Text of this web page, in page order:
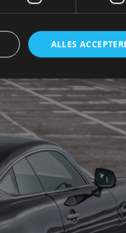
ALLES
Niet-geclassificeerd
zoals gebruikersaanmelding en
cookies.
door de CloudFlare-service om
te identificeren en alle
op basis van het IP-adres van de
voor het ondersteunen van de
functies en in het bieden van
bezoekers.